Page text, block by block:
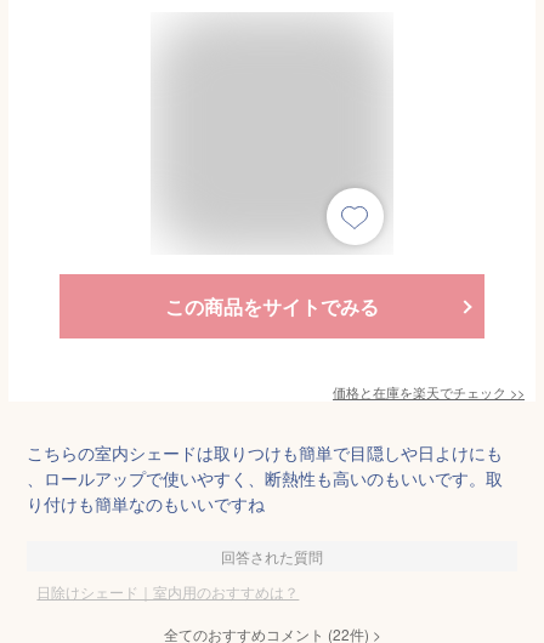
この商品をサイトでみる
価格と在庫を楽天でチェック >>
こちらの室内シェードは取りつけも簡単で目隠しや日よけにも
、ロールアップで使いやすく、断熱性も高いのもいいです。取
り付けも簡単なのもいいですね
回答された質問
日除けシェード｜室内用のおすすめは？
全てのおすすめコメント (22件) >